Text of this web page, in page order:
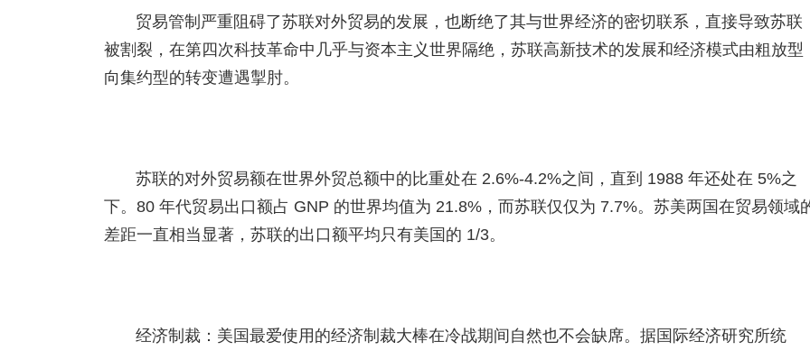
贸易管制严重阻碍了苏联对外贸易的发展，也断绝了其与世界经济的密切联系，直接导致苏联
被割裂，在第四次科技革命中几乎与资本主义世界隔绝，苏联高新技术的发展和经济模式由粗放型
向集约型的转变遭遇掣肘。
苏联的对外贸易额在世界外贸总额中的比重处在 2.6%-4.2%之间，直到 1988 年还处在 5%之
下。80 年代贸易出口额占 GNP 的世界均值为 21.8%，而苏联仅仅为 7.7%。苏美两国在贸易领域
差距一直相当显著，苏联的出口额平均只有美国的 1/3。
经济制裁：美国最爱使用的经济制裁大棒在冷战期间自然也不会缺席。据国际经济研究所统